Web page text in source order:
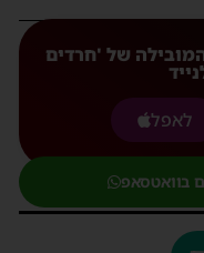
של 'חרדים
לאפל
בוואטסאפ